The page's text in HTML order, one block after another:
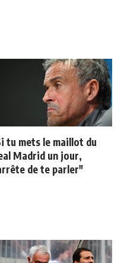
tu mets le maillot du
Madrid un jour,
de te parler"